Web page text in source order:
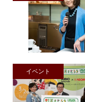
イベント